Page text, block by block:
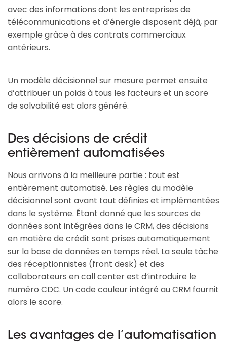
avec des informations dont les entreprises de
télécommunications et d’énergie disposent déjà, par
exemple grâce à des contrats commerciaux
antérieurs.
Un modèle décisionnel sur mesure permet ensuite
d’attribuer un poids à tous les facteurs et un score
de solvabilité est alors généré.
Des décisions de crédit
entièrement automatisées
Nous arrivons à la meilleure partie : tout est
entièrement automatisé. Les règles du modèle
décisionnel sont avant tout définies et implémentées
dans le système. Étant donné que les sources de
données sont intégrées dans le CRM, des décisions
en matière de crédit sont prises automatiquement
sur la base de données en temps réel. La seule tâche
des réceptionnistes (front desk) et des
collaborateurs en call center est d’introduire le
numéro CDC. Un code couleur intégré au CRM fournit
alors le score.
Les avantages de l’automatisation